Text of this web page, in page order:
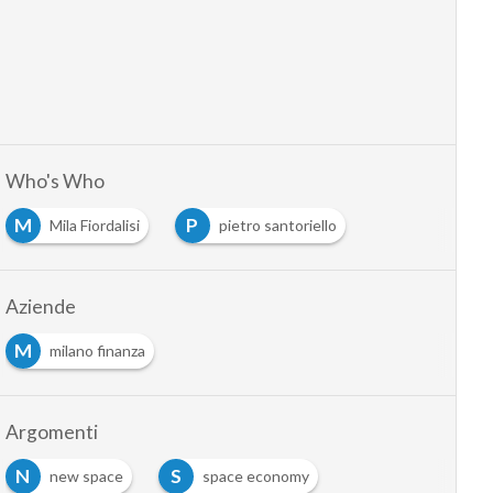
Who's Who
M
Mila Fiordalisi P pietro santoriello
Aziende
M
milano finanza
Argomenti
N
new space S space economy